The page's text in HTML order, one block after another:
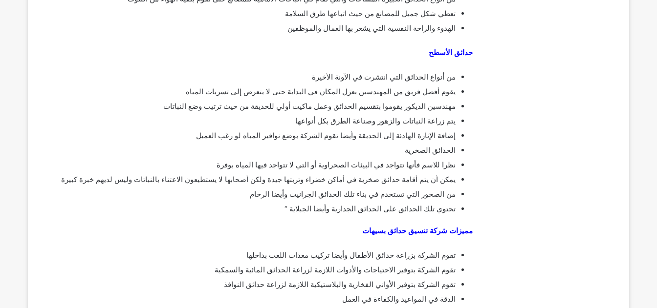
تعطي شكل جميل للمصانع من حيث اتباعها طرق السلامة
الهدوء والراحة النفسية التي يشعر بها العمال والموظفين
حدائق الأسطح
من أنواع الحدائق التي انتشرت في الآونة الأخيرة
يقوم أفضل فريق من المهندسين بعزل المكان في البداية حتى لا يتعرض إلى تسربات المياه
مهندسين الديكور يقوموا بتقسيم الحدائق وعمل ماكيت أولي للحديقة من حيث ترتيب وضع النباتات
يتم زراعة النباتات والزهور وصناعة الطرق بكل أنواعها
إضافة الإنارة الهادئة إلى الحديقة وأيضا تقوم الشركة بوضع نوافير المياه لو رغب العميل
الحدائق الصخرية
نظرا للاسم فأنها تتواجد في البيئات الصحراوية أو التي لا تتواجد فيها المياه بوفرة
يمكن أن يتم أقامة حدائق صخرية في أماكن خضراء وتربتها جيدة ولكن أصحابها لا يستطيعون الاعتناء بالنباتات وليس لديهم خبرة كبيرة
من الصخور التي تستخدم في بناء تلك الحدائق الجرانيت وأيضا الرخام
تحتوي تلك الحدائق على الحدائق الجدارية وأيضا الجبلاية “
مميزات شركة تنسيق حدائق بسيهات
تقوم الشركة بزراعة حدائق الأطفال وأيضا تركيب معدات اللعب بداخلها
تقوم الشركة بتوفير الاحتياجات والأدوات اللازمة لزراعة الحدائق المائية والسمكية
تقوم الشركة بتوفير الأواني الفخارية والبلاستيكية اللازمة لزراعة حدائق النوافذ
الدقة في المواعيد والكفاءة في العمل